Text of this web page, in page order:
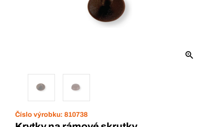
Číslo výrobku: 810738